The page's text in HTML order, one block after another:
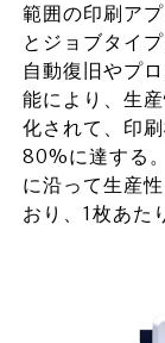
範囲の印刷ア
とジョブタイ
自動復旧やプ
能により、生
化されて、印
80%に達する
に沿って生産
おり、1枚あた